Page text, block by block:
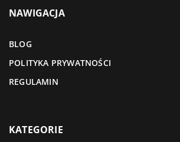
NAWIGACJA
BLOG
POLITYKA PRYWATNOŚCI
REGULAMIN
KATEGORIE